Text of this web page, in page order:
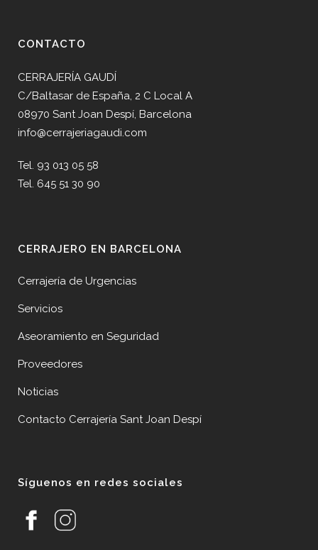
CONTACTO
CERRAJERÍA GAUDÍ
C/Baltasar de España, 2 C Local A
08970 Sant Joan Despí, Barcelona
info@cerrajeriagaudi.com
Tel. 93 013 05 58
Tel. 645 51 30 90
CERRAJERO EN BARCELONA
Cerrajería de Urgencias
Servicios
Aseoramiento en Seguridad
Proveedores
Noticias
Contacto Cerrajería Sant Joan Despí
Síguenos en redes sociales